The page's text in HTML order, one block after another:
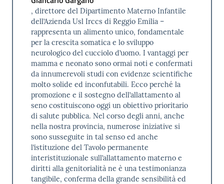
, direttore del Dipartimento Materno Infantile
dell’Azienda Usl Irccs di Reggio Emilia –
rappresenta un alimento unico, fondamentale
per la crescita somatica e lo sviluppo
neurologico del cucciolo d’uomo. I vantaggi per
mamma e neonato sono ormai noti e confermati
da innumerevoli studi con evidenze scientifiche
molto solide ed inconfutabili. Ecco perché la
promozione e il sostegno dell’allattamento al
seno costituiscono oggi un obiettivo prioritario
di salute pubblica. Nel corso degli anni, anche
nella nostra provincia, numerose iniziative si
sono susseguite in tal senso ed anche
l’istituzione del Tavolo permanente
interistituzionale sull’allattamento materno e
diritti alla genitorialità ne è una testimonianza
tangibile, conferma della grande sensibilità ed